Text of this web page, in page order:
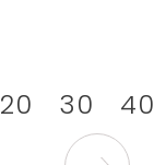
20 30 40